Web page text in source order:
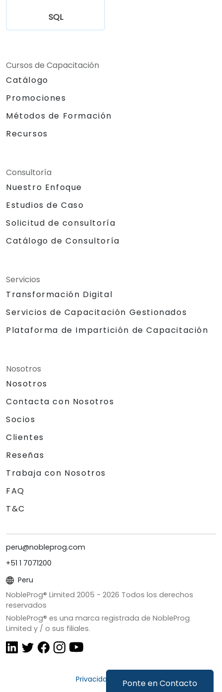
Ponte en Contacto
SQL
Cursos de Capacitación
Catálogo
Promociones
Métodos de Formación
Recursos
Consultoría
Nuestro Enfoque
Estudios de Caso
Solicitud de consultoría
Catálogo de Consultoría
Servicios
Transformación Digital
Servicios de Capacitación Gestionados
Plataforma de Impartición de Capacitación
Nosotros
Nosotros
Contacta con Nosotros
Socios
Clientes
Reseñas
Trabaja con Nosotros
FAQ
T&C
peru@nobleprog.com
+51 1 7071200
Peru
NobleProg® Limited 2005 - 2026 Todos los derechos
reservados
NobleProg® es una marca registrada de NobleProg
Limited y / o sus filiales.
Privacidad y Cookies